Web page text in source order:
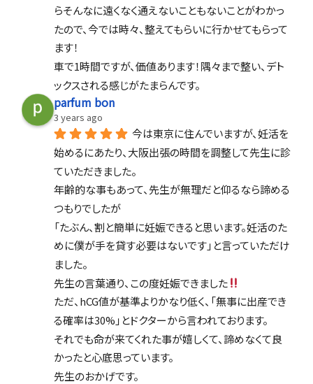
らそんなに遠くなく通えないこともないことがわかっ
たので、今では時々、整えてもらいに行かせてもらって
ます！
車で1時間ですが、価値あります！隅々まで整い、デト
ックスされる感じがたまらんです。
parfum bon
3 years ago
今は東京に住んでいますが、妊活を
始めるにあたり、大阪出張の時間を調整して先生に診
ていただきました。
年齢的な事もあって、先生が無理だと仰るなら諦める
つもりでしたが
「たぶん、割と簡単に妊娠できると思います。妊活のた
めに僕が手を貸す必要はないです」と言っていただけ
ました。
先生の言葉通り、この度妊娠できました
ただ、hCG値が基準よりかなり低く、「無事に出産でき
る確率は30%」とドクターから言われております。
それでも命が来てくれた事が嬉しくて、諦めなくて良
かったと心底思っています。
先生のおかげです。